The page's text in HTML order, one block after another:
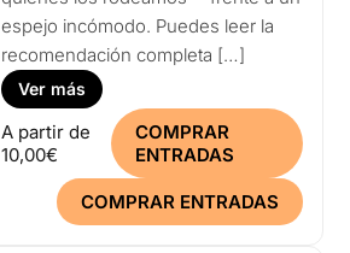
espejo incómodo. Puedes leer la
recomendación completa […]
Ver más
A partir de
10,00€
COMPRAR
ENTRADAS
COMPRAR ENTRADAS